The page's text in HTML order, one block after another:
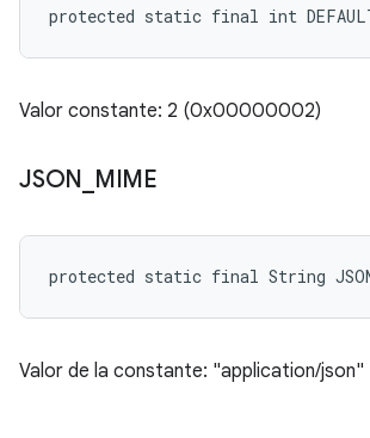
protected static final int
Valor constante: 2 (0x00000002)
JSON MIME
protected static final String
Valor de la constante: "application/json"